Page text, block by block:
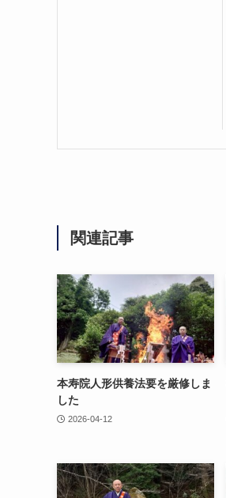
関連記事
本寿院人形供養法要を厳修しま
した
2026-04-12